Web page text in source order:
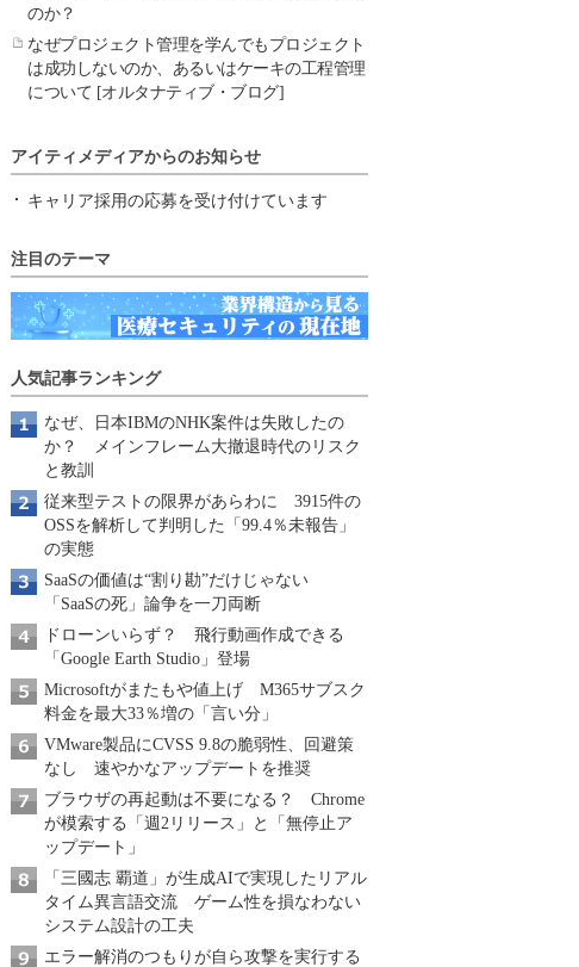
のか？
なぜプロジェクト管理を学んでもプロジェクト
は成功しないのか、あるいはケーキの工程管理
について [オルタナティブ・ブログ]
アイティメディアからのお知らせ
キャリア採用の応募を受け付けています
注目のテーマ
人気記事ランキング
なぜ、日本IBMのNHK案件は失敗したの
か？ メインフレーム大撤退時代のリスク
と教訓
従来型テストの限界があらわに 3915件の
OSSを解析して判明した「99.4％未報告」
の実態
SaaSの価値は“割り勘”だけじゃない
「SaaSの死」論争を一刀両断
ドローンいらず？ 飛行動画作成できる
「Google Earth Studio」登場
Microsoftがまたもや値上げ M365サブスク
料金を最大33％増の「言い分」
VMware製品にCVSS 9.8の脆弱性、回避策
なし 速やかなアップデートを推奨
ブラウザの再起動は不要になる？ Chrome
が模索する「週2リリース」と「無停止ア
ップデート」
「三國志 覇道」が生成AIで実現したリアル
タイム異言語交流 ゲーム性を損なわない
システム設計の工夫
エラー解消のつもりが自ら攻撃を実行する